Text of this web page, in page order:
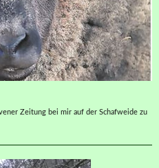
Zeitung bei mir auf der Schafweide zu